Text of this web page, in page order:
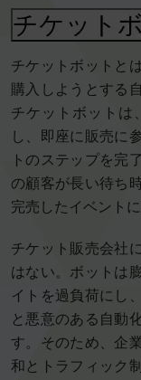
チケット
チケットボットと
購入しようとする
チケットボットは
し、即座に販売に
トのステップを完
の顧客が長い待ち
完売したイベント
チケット販売会社
はない。ボットは
イトを過負荷にし
と悪意のある自動
す。そのため、企
和とトラフィック